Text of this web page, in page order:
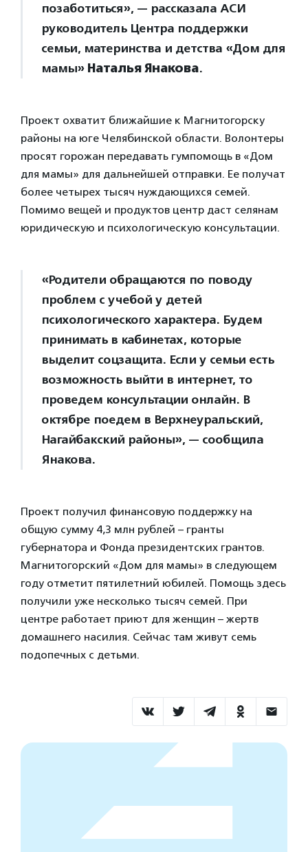
позаботиться», — рассказала АСИ
руководитель Центра поддержки
семьи, материнства и детства «Дом для
мамы» Наталья Янакова.
Проект охватит ближайшие к Магнитогорску
районы на юге Челябинской области. Волонтеры
просят горожан передавать гумпомощь в «Дом
для мамы» для дальнейшей отправки. Ее получат
более четырех тысяч нуждающихся семей.
Помимо вещей и продуктов центр даст селянам
юридическую и психологическую консультации.
«Родители обращаются по поводу
проблем с учебой у детей
психологического характера. Будем
принимать в кабинетах, которые
выделит соцзащита. Если у семьи есть
возможность выйти в интернет, то
проведем консультации онлайн. В
октябре поедем в Верхнеуральский,
Нагайбакский районы», — сообщила
Янакова.
Проект получил финансовую поддержку на
общую сумму 4,3 млн рублей – гранты
губернатора и Фонда президентских грантов.
Магнитогорский «Дом для мамы» в следующем
году отметит пятилетний юбилей. Помощь здесь
получили уже несколько тысяч семей. При
центре работает приют для женщин – жертв
домашнего насилия. Сейчас там живут семь
подопечных с детьми.